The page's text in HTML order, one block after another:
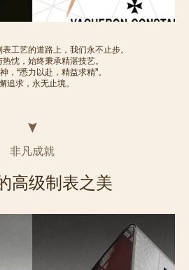
工艺的道路上，我们永不止步。
忱，始终秉承精湛技艺。
，“悉力以赴，精益求精”。
追求，永无止境。
非凡成就
高级制表之美